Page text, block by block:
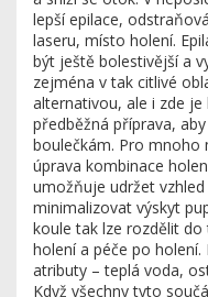
lepšíepilace,
laseru, místo holení.
být ještě bolestivější a
zejména v tak citlivé
alternativou, ale i zde je
předběžná příprava,
boulečkám. Pro mnoho
úprava kombinace
umožňuje udržet
minimalizovat výskyt
koule tak lze rozdělit
holení a péče po holení.
atributy – teplá voda,
Když všechny tyto